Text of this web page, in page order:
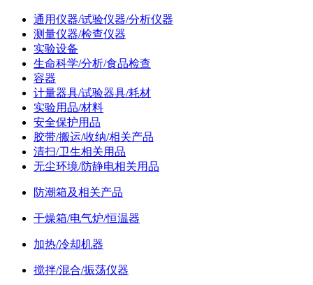
通用仪器/试验仪器/分析仪器
测量仪器/检查仪器
实验设备
生命科学/分析/食品检查
容器
计量器具/试验器具/耗材
实验用品/材料
安全保护用品
胶带/搬运/收纳/相关产品
清扫/卫生相关用品
无尘环境/防静电相关用品
防潮箱及相关产品
干燥箱/电气炉/恒温器
加热/冷却机器
搅拌/混合/振荡仪器